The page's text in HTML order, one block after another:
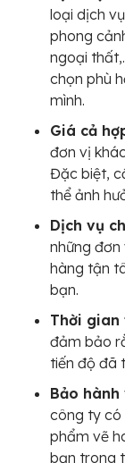
loại dịch
phong
ngoại
chọn phù
mình.
Giá cả
đơn vị
Đặc biệt,
thể ảnh
Dịch vụ
những đơn
hàng tận
bạn.
Thời gian
đảm bảo
tiến độ đã
Bảo
công ty có
phẩm vẽ
bạn trong